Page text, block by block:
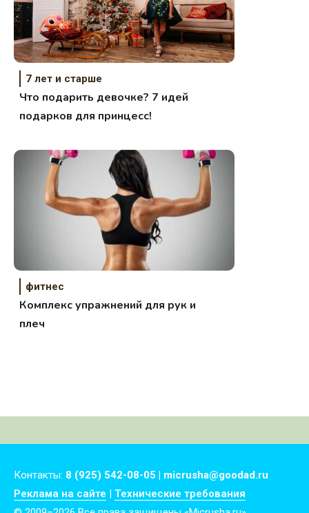
7 лет и старше
Что подарить девочке? 7 идей
подарков для принцесс!
фитнес
Комплекс упражнений для рук и
плеч
Контакты: 8 (925) 542-08-05 | micrusha@goodad.ru
Реклама на сайте | Технические требования